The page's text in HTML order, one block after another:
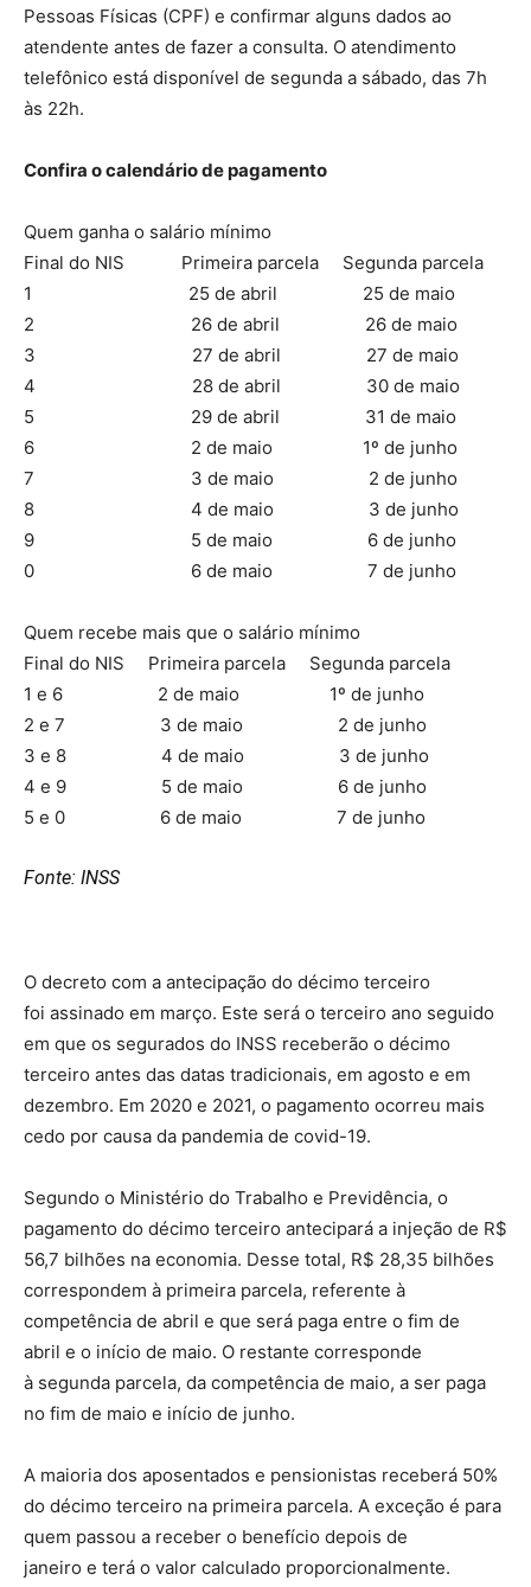
Pessoas Físicas (CPF) e confirmar alguns dados ao
atendente antes de fazer a consulta. O atendimento
telefônico está disponível de segunda a sábado, das 7h
às 22h.
Confira o calendário de pagamento
Quem ganha o salário mínimo
Final do NIS Primeira parcela Segunda parcela
1 25 de abril 25 de maio
2 26 de abril 26 de maio
3 27 de abril 27 de maio
4 28 de abril 30 de maio
5 29 de abril 31 de maio
6 2 de maio 1º de junho
7 3 de maio 2 de junho
8 4 de maio 3 de junho
9 5 de maio 6 de junho
0 6 de maio 7 de junho
Quem recebe mais que o salário mínimo
Final do NIS Primeira parcela Segunda parcela
1 e 6 2 de maio 1º de junho
2 e 7 3 de maio 2 de junho
3 e 8 4 de maio 3 de junho
4 e 9 5 de maio 6 de junho
5 e 0 6 de maio 7 de junho
Fonte: INSS
O decreto com a antecipação do décimo terceiro
foi assinado em março. Este será o terceiro ano seguido
em que os segurados do INSS receberão o décimo
terceiro antes das datas tradicionais, em agosto e em
dezembro. Em 2020 e 2021, o pagamento ocorreu mais
cedo por causa da pandemia de covid-19.
Segundo o Ministério do Trabalho e Previdência, o
pagamento do décimo terceiro antecipará a injeção de R$
56,7 bilhões na economia. Desse total, R$ 28,35 bilhões
correspondem à primeira parcela, referente à
competência de abril e que será paga entre o fim de
abril e o início de maio. O restante corresponde
à segunda parcela, da competência de maio, a ser paga
no fim de maio e início de junho.
A maioria dos aposentados e pensionistas receberá 50%
do décimo terceiro na primeira parcela. A exceção é para
quem passou a receber o benefício depois de
janeiro e terá o valor calculado proporcionalmente.